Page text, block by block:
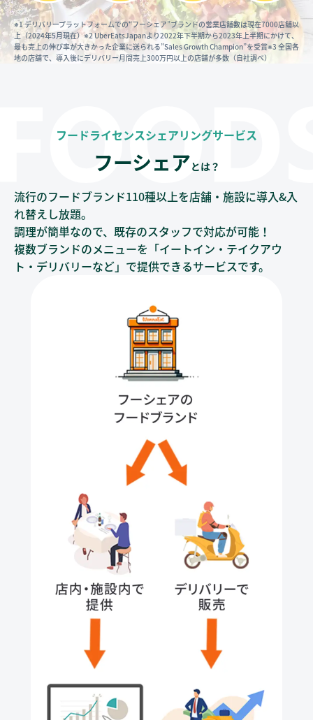
※1 デリバリープラットフォームでの“フーシェア”ブランドの営業店舗数は現在7000店舗以
上（2024年5月現在）※2 UberEatsJapanより2022年下半期から2023年上半期にかけて、
最も売上の伸び率が大きかった企業に送られる”Sales Growth Champion”を受賞※3 全国各
地の店舗で、導入後にデリバリー月間売上300万円以上の店舗が多数（自社調べ）
フードライセンスシェアリングサービス
フーシェアとは？
流行のフードブランド110種以上を店舗・施設に導入&入
れ替えし放題。
調理が簡単なので、既存のスタッフで対応が可能！
複数ブランドのメニューを「イートイン・テイクアウ
ト・デリバリーなど」で提供できるサービスです。